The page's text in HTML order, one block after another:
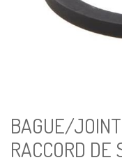
BAGUE/
RACCORD